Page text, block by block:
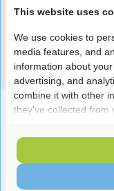
Onze
This website uses
We use cookies to
media features, and
information about
advertising, and
combine it with other
they've collected from